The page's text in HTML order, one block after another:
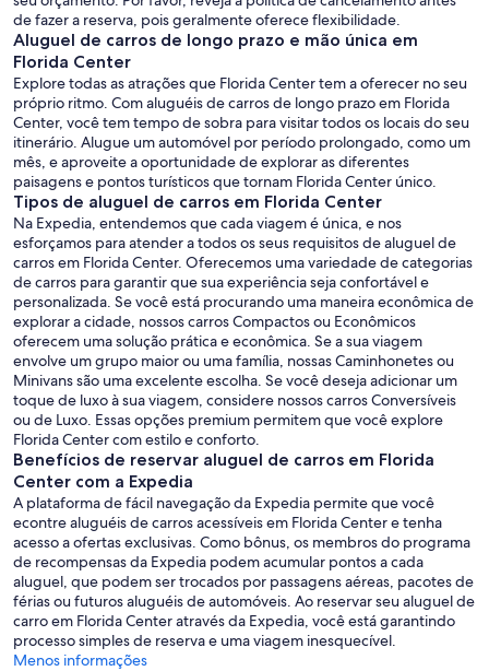
de fazer a reserva, pois geralmente oferece flexibilidade.
Aluguel de carros de longo prazo e mão única em
Florida Center
Explore todas as atrações que Florida Center tem a oferecer no seu
próprio ritmo. Com aluguéis de carros de longo prazo em Florida
Center, você tem tempo de sobra para visitar todos os locais do seu
itinerário. Alugue um automóvel por período prolongado, como um
mês, e aproveite a oportunidade de explorar as diferentes
paisagens e pontos turísticos que tornam Florida Center único.
Tipos de aluguel de carros em Florida Center
Na Expedia, entendemos que cada viagem é única, e nos
esforçamos para atender a todos os seus requisitos de aluguel de
carros em Florida Center. Oferecemos uma variedade de categorias
de carros para garantir que sua experiência seja confortável e
personalizada. Se você está procurando uma maneira econômica de
explorar a cidade, nossos carros Compactos ou Econômicos
oferecem uma solução prática e econômica. Se a sua viagem
envolve um grupo maior ou uma família, nossas Caminhonetes ou
Minivans são uma excelente escolha. Se você deseja adicionar um
toque de luxo à sua viagem, considere nossos carros Conversíveis
ou de Luxo. Essas opções premium permitem que você explore
Florida Center com estilo e conforto.
Benefícios de reservar aluguel de carros em Florida
Center com a Expedia
A plataforma de fácil navegação da Expedia permite que você
econtre aluguéis de carros acessíveis em Florida Center e tenha
acesso a ofertas exclusivas. Como bônus, os membros do programa
de recompensas da Expedia podem acumular pontos a cada
aluguel, que podem ser trocados por passagens aéreas, pacotes de
férias ou futuros aluguéis de automóveis. Ao reservar seu aluguel de
carro em Florida Center através da Expedia, você está garantindo
processo simples de reserva e uma viagem inesquecível.
Menos informações